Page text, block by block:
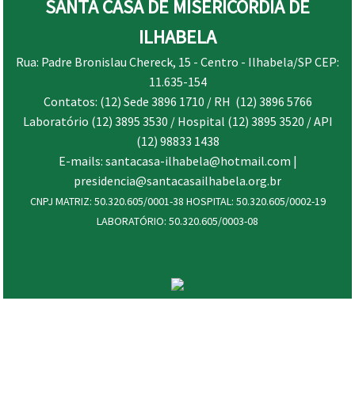
SANTA CASA DE MISERICÓRDIA DE
ILHABELA
Rua: Padre Bronislau Chereck, 15 - Centro - Ilhabela/SP CEP:
11.635-154
Contatos: (12) Sede 3896 1710 / RH (12) 3896 5766
Laboratório (12) 3895 3530 / Hospital (12) 3895 3520 / API
(12) 98833 1438
E-mails: santacasa-ilhabela@hotmail.com |
presidencia@santacasailhabela.org.br
CNPJ MATRIZ: 50.320.605/0001-38 HOSPITAL: 50.320.605/0002-19
LABORATÓRIO: 50.320.605/0003-08